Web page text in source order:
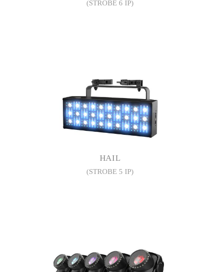
(STROBE 6 IP)
HAIL
(STROBE 5 IP)